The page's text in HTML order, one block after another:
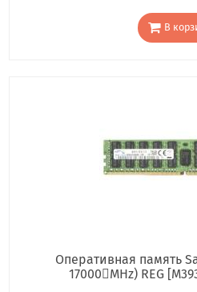
В
Оперативная память
17000񢋕MHz) REG